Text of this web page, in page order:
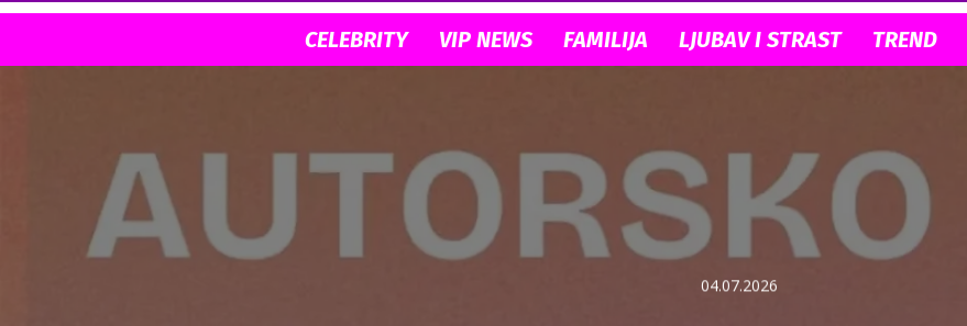
CELEBRITY VIP NEWS FAMILIJA LJUBAV I STRAST TREND
04.07.2026